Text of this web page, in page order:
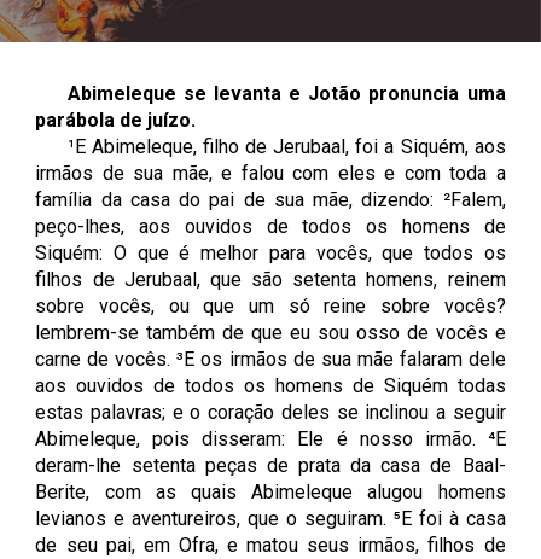
Abimeleque se levanta e Jotão pronuncia uma
parábola de juízo.
¹E Abimeleque, filho de Jerubaal, foi a Siquém, aos
irmãos de sua mãe, e falou com eles e com toda a
família da casa do pai de sua mãe, dizendo: ²Falem,
peço-lhes, aos ouvidos de todos os homens de
Siquém: O que é melhor para vocês, que todos os
filhos de Jerubaal, que são setenta homens, reinem
sobre vocês, ou que um só reine sobre vocês?
lembrem-se também de que eu sou osso de vocês e
carne de vocês. ³E os irmãos de sua mãe falaram dele
aos ouvidos de todos os homens de Siquém todas
estas palavras; e o coração deles se inclinou a seguir
Abimeleque, pois disseram: Ele é nosso irmão. ⁴E
deram-lhe setenta peças de prata da casa de Baal-
Berite, com as quais Abimeleque alugou homens
levianos e aventureiros, que o seguiram. ⁵E foi à casa
de seu pai, em Ofra, e matou seus irmãos, filhos de